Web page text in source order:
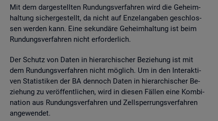
Mit dem dar­ge­stell­ten Run­dungs­ver­fah­ren wird die Ge­heim­
hal­tung si­cher­ge­stellt, da nicht auf En­zel­an­ga­ben ge­schlos­
sen wer­den kann. Eine se­kun­dä­re Ge­heim­hal­tung ist beim
Run­dungs­ver­fah­ren nicht er­for­der­lich.
Der Schutz von Daten in hier­ar­chi­scher Be­zie­hung ist mit
dem Run­dungs­ver­fah­ren nicht mög­lich. Um in den In­ter­ak­ti­
ven Sta­tis­ti­ken der BA den­noch Daten in hier­ar­chi­scher Be­
zie­hung zu ver­öf­fent­li­chen, wird in die­sen Fäl­len eine Kom­bi­
na­ti­on aus Run­dungs­ver­fah­ren und Zell­sper­rungs­ver­fah­ren
an­ge­wen­det.